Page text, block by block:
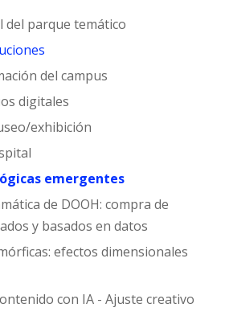
del parque temático
del campus
digitales
exhibición
emergentes
de DOOH: compra de
y basados en datos
efectos dimensionales
con IA - Ajuste creativo